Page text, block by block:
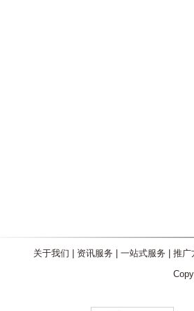
关于我们 资讯服务 一站式服务 推广